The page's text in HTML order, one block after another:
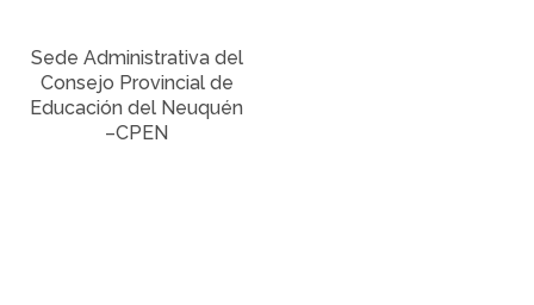
Sede Administrativa del
Consejo Provincial de
Educación del Neuquén
–CPEN